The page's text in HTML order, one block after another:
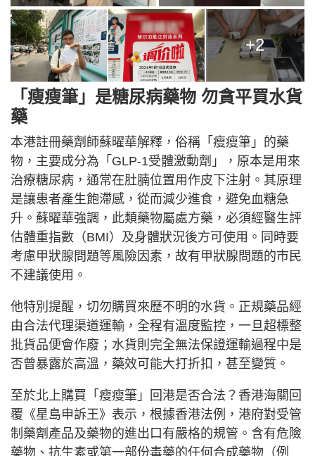
+2
「瘦瘦筆」是糖尿病藥物 勿貪平買水貨
藥
本港註冊藥劑師蘇曜華解釋，俗稱「瘦瘦筆」的藥
物，主要成分為「GLP-1受體激動劑」，原本是用來
治療糖尿病，通常在肚腩位置用作皮下注射。其原理
是讓患者產生飽滯感，從而減少進食，避免血糖急
升。蘇曜華強調，此類藥物屬處方藥，必須經醫生評
估體重指數（BMI）及身體狀況後方可使用。同時要
考慮甲狀腺問題等風險因素，故有甲狀腺問題的市民
不建議使用。
他特別提醒，切勿購買來歷不明的水貨。正規藥品經
由合法代理渠道運輸，全程有溫度監控，一旦超標整
批貨品便會作廢；水貨則完全無法保證運輸過程中是
否曾暴露於高溫，藥效可能大打折扣，甚至變質。
至於北上購買「瘦瘦筆」回港是否合法？香港海關回
覆《星島申訴王》表示，根據香港法例，港府對受管
制藥劑產品及藥物的進出口有嚴格的規管。含有危險
藥物、抗生素或第一部份毒藥的任何合成藥物（例